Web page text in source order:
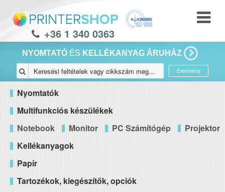
+36 1 340 0363
NYOMTATÓ ÉS KELLÉKANYAG ÁRUHÁZ
Eredmény
Nyomtatók
Multifunkciós készülékek
Notebook
Monitor PC Számítógép
Projektor
Kellékanyagok
Papír
Tartozékok, kiegészítők, opciók